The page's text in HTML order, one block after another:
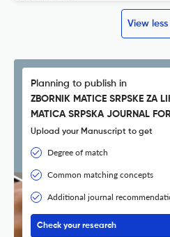
View less
Planning to publish in
ZBORNIK MATICE SRPSKE ZA
MATICA SRPSKA JOURNAL
Upload your Manuscript to get
Degree of match
Common matching concepts
Additional journal
Check your research